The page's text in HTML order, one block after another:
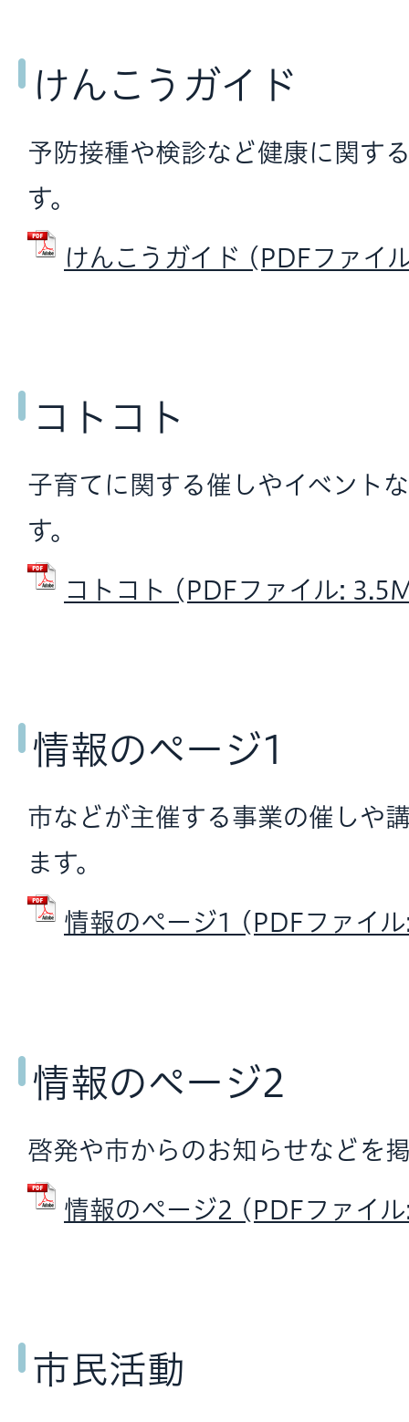
けんこうガイド
予防接種や検診など健康に関す
す。
けんこうガイド (PDFファイ
コトコト
子育てに関する催しやイベント
す。
コトコト (PDFファイル:
情報のページ1
市などが主催する事業の催しや
ます。
情報のぺージ1 (PDFファイ
情報のページ2
啓発や市からのお知らせなどを
情報のページ2 (PDFファイ
市民活動